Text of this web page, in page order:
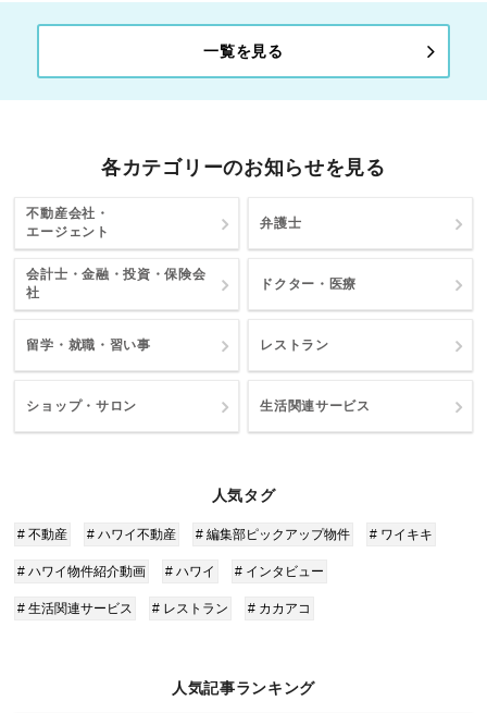
一覧を見る
各カテゴリーのお知らせを見る
不動産会社・
エージェント
弁護士
会計士・金融・投資・保険会
社
ドクター・医療
留学・就職・習い事 レストラン
ショップ・サロン 生活関連サービス
人気タグ
# 不動産 # ハワイ不動産 # 編集部ピックアップ物件 # ワイキキ
# ハワイ物件紹介動画 # ハワイ # インタビュー
# 生活関連サービス # レストラン # カカアコ
人気記事ランキング